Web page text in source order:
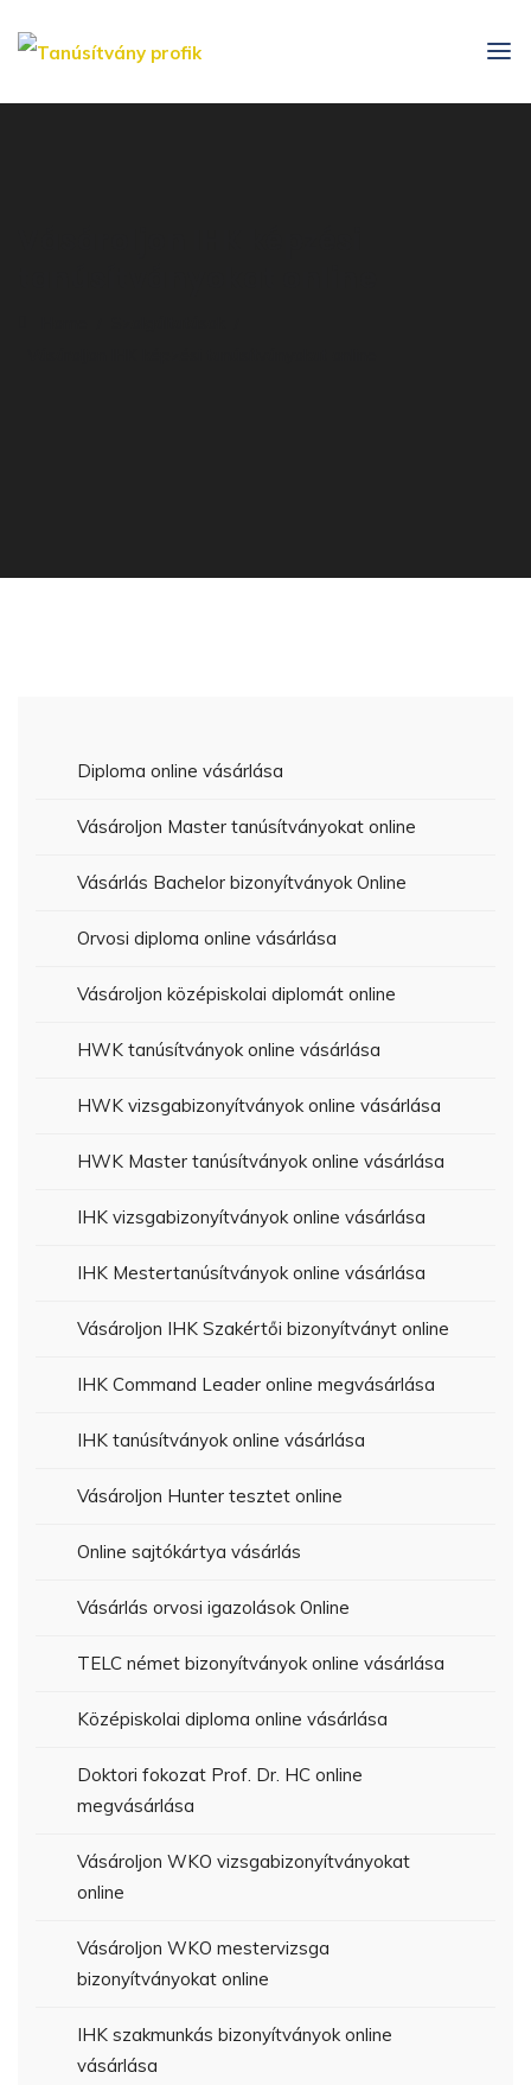
Diploma online vásárlása
Vásároljon Master tanúsítványokat online
Vásárlás Bachelor bizonyítványok Online
Orvosi diploma online vásárlása
Vásároljon középiskolai diplomát online
HWK tanúsítványok online vásárlása
HWK vizsgabizonyítványok online vásárlása
HWK Master tanúsítványok online vásárlása
IHK vizsgabizonyítványok online vásárlása
IHK Mestertanúsítványok online vásárlása
Vásároljon IHK Szakértői bizonyítványt online
IHK Command Leader online megvásárlása
IHK tanúsítványok online vásárlása
Vásároljon Hunter tesztet online
Online sajtókártya vásárlás
Vásárlás orvosi igazolások Online
TELC német bizonyítványok online vásárlása
Középiskolai diploma online vásárlása
Doktori fokozat Prof. Dr. HC online
megvásárlása
Vásároljon WKO vizsgabizonyítványokat
online
Vásároljon WKO mestervizsga
bizonyítványokat online
IHK szakmunkás bizonyítványok online
vásárlása